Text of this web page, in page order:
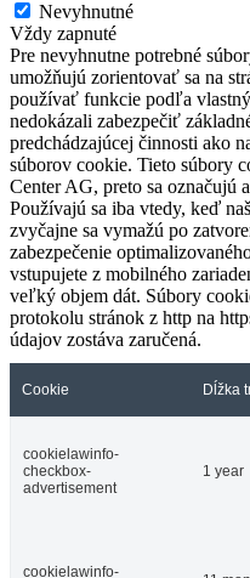
Nevyhnutné
Vždy zapnuté
Pre nevyhnutne potrebné
umožňujú zorientovať sa na
používať funkcie podľa
nedokázali zabezpečiť
predchádzajúcej činnosti ako
súborov cookie. Tieto súbory
Center AG, preto sa označujú
Používajú sa iba vtedy, keď
zvyčajne sa vymažú po
zabezpečenie
vstupujete z mobilného
veľký objem dát. Súbory
protokolu stránok z http na
údajov zostáva zaručená.
Cookie Dĺžka
cookielawinfo-
checkbox-
advertisement
1 year
cookielawinfo-